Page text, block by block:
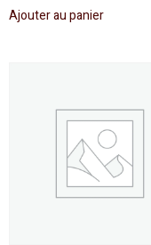
Ajouter au panier